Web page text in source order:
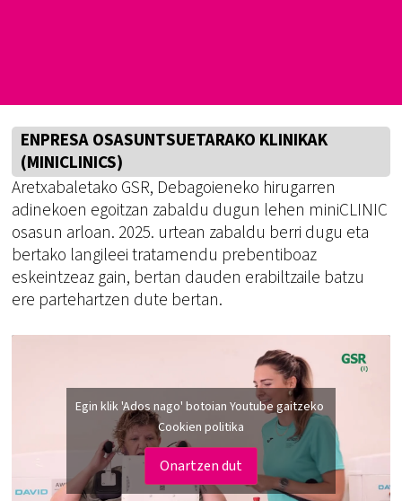
ENPRESA OSASUNTSUETARAKO KLINIKAK
(MINICLINICS)
Aretxabaletako GSR, Debagoieneko hirugarren
adinekoen egoitzan zabaldu dugun lehen miniCLINIC
osasun arloan. 2025. urtean zabaldu berri dugu eta
bertako langileei tratamendu prebentiboaz
eskeintzeaz gain, bertan dauden erabiltzaile batzu
ere partehartzen dute bertan.
Egin klik 'Ados nago' botoian Youtube gaitzeko
Cookien politika
Onartzen dut